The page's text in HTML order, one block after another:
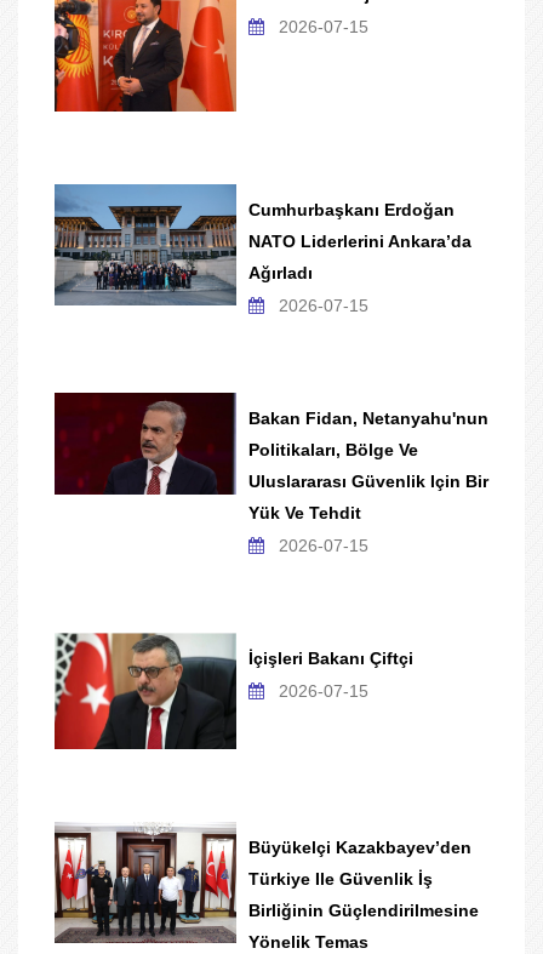
2026-07-15
Cumhurbaşkanı Erdoğan
NATO Liderlerini Ankara’da
Ağırladı
2026-07-15
Bakan Fidan, Netanyahu'nun
Politikaları, Bölge Ve
Uluslararası Güvenlik Için Bir
Yük Ve Tehdit
2026-07-15
İçişleri Bakanı Çiftçi
2026-07-15
Büyükelçi Kazakbayev’den
Türkiye Ile Güvenlik İş
Birliğinin Güçlendirilmesine
Yönelik Temas